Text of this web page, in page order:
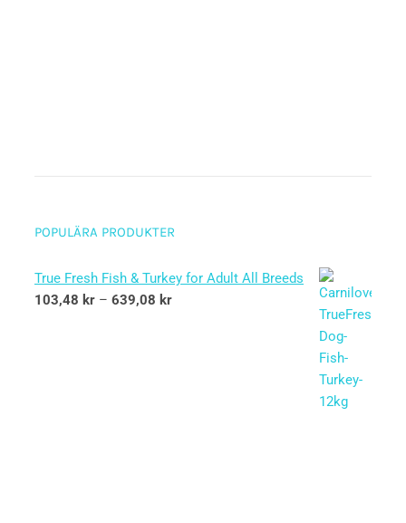
POPULÄRA PRODUKTER
True Fresh Fish & Turkey for Adult All Breeds
103,48 kr – 639,08 kr